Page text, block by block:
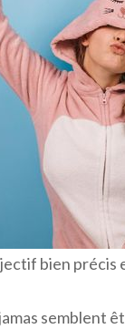
bien précis
semblent